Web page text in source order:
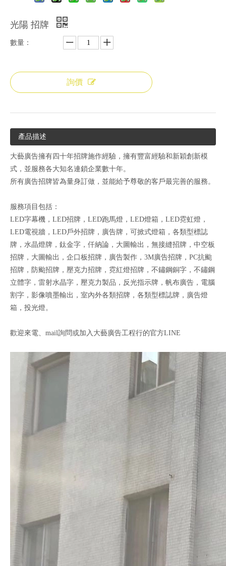
光陽 招牌
數量：
詢價
產品描述
大藝廣告擁有四十年招牌施作經驗，擁有豐富經驗和新穎創新模
式，並服務各大知名連鎖企業數十年。
所有廣告招牌皆為量身訂做，並能給予尊敬的客戶最完善的服務。
服務項目包括：
LED字幕機，LED招牌，LED跑馬燈，LED燈箱，LED霓虹燈，
LED電視牆，LED戶外招牌，廣告牌，可掀式燈箱，各類型標誌
牌，水晶燈牌，鈦金字，仟納論，大圖輸出，無接縫招牌，中空板
招牌，大圖輸出，企口板招牌，廣告製作，3M廣告招牌，PC抗颱
招牌，防颱招牌，壓克力招牌，霓紅燈招牌，不鏽鋼銅字，不鏽鋼
立體字，雷射水晶字，壓克力製品，反光指示牌，帆布廣告，電腦
割字，影像噴墨輸出，室內外各類招牌，各類型標誌牌，廣告燈
箱，投光燈。
歡迎來電、mail詢問或加入大藝廣告工程行的官方LINE